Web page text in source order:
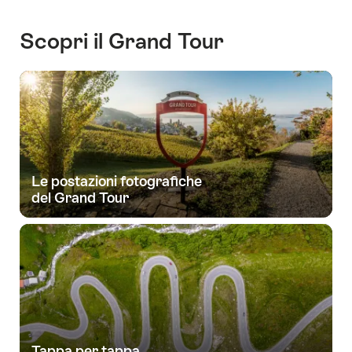
Scopri il Grand Tour
Le postazioni fotografiche
del Grand Tour